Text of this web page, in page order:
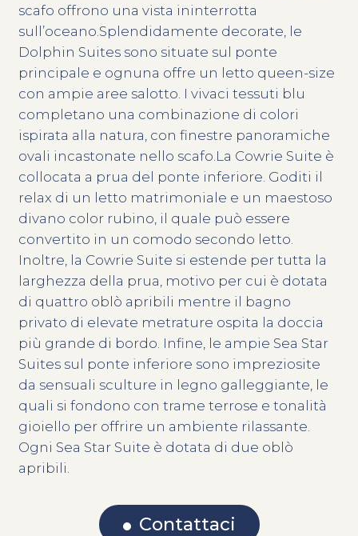
scafo offrono una vista ininterrotta
sull’oceano.Splendidamente decorate, le
Dolphin Suites sono situate sul ponte
principale e ognuna offre un letto queen-size
con ampie aree salotto. I vivaci tessuti blu
completano una combinazione di colori
ispirata alla natura, con finestre panoramiche
ovali incastonate nello scafo.La Cowrie Suite è
collocata a prua del ponte inferiore. Goditi il
relax di un letto matrimoniale e un maestoso
divano color rubino, il quale può essere
convertito in un comodo secondo letto.
Inoltre, la Cowrie Suite si estende per tutta la
larghezza della prua, motivo per cui è dotata
di quattro oblò apribili mentre il bagno
privato di elevate metrature ospita la doccia
più grande di bordo. Infine, le ampie Sea Star
Suites sul ponte inferiore sono impreziosite
da sensuali sculture in legno galleggiante, le
quali si fondono con trame terrose e tonalità
gioiello per offrire un ambiente rilassante.
Ogni Sea Star Suite è dotata di due oblò
apribili.
Contattaci